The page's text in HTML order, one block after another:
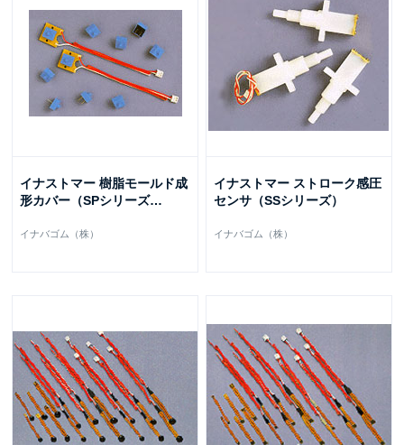
イナストマー 樹脂モールド成
形カバー（SPシリーズ…
イナバゴム（株）
イナストマー ストローク感圧
センサ（SSシリーズ）
イナバゴム（株）